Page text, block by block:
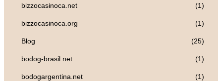
bizzocasinoca.net (1)
bizzocasinoca.org (1)
Blog (25)
bodog-brasil.net (1)
bodogargentina.net (1)